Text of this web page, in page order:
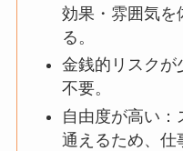
効果・雰囲気を
る。
金銭的リスクが
不要。
自由度が高い：
通えるため、仕